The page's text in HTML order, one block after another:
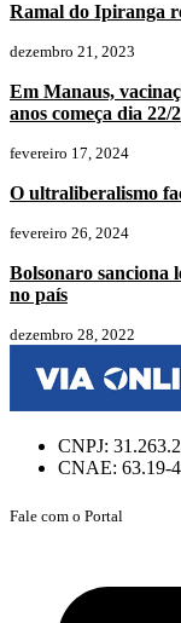
Ramal do Ipiranga
dezembro 21, 2023
Em Manaus,
anos começa dia 22/2
fevereiro 17, 2024
O ultraliberalismo
fevereiro 26, 2024
Bolsonaro sanciona
no país
dezembro 28, 2022
CNPJ:
CNAE: 63.19-
Fale com o Portal